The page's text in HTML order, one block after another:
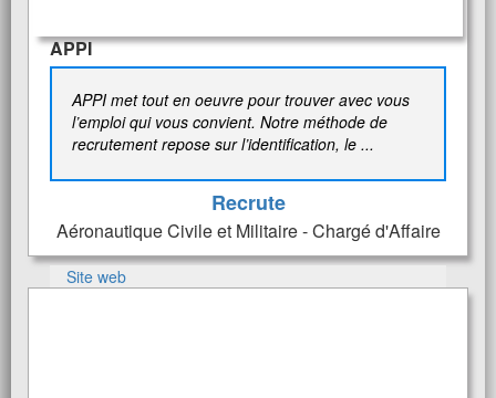
APPI
APPI met tout en oeuvre pour trouver avec vous
l’emploi qui vous convient. Notre méthode de
recrutement repose sur l’identification, le ...
Recrute
Aéronautique Civile et Militaire - Chargé d'Affaire
Site web